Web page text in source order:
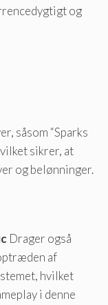
og
såsom “Sparks
sikrer, at
og belønninger.
Drager også
af
hvilket
i denne